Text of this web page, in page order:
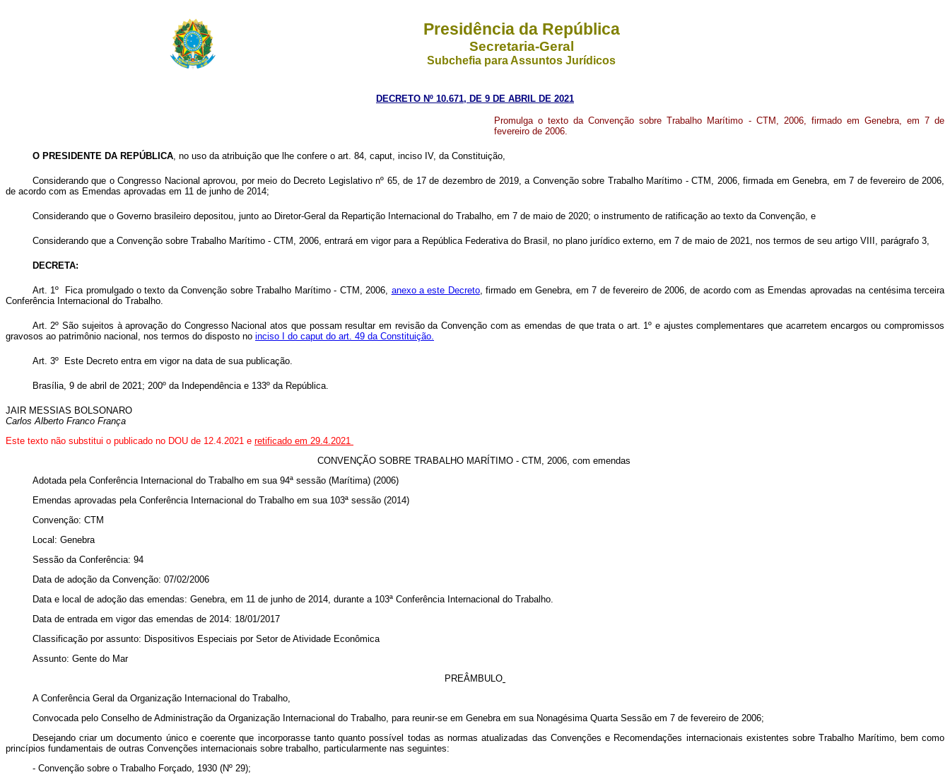
Presidência da República
Secretaria-Geral
Subchefia para Assuntos Jurídicos
DECRETO Nº 10.671, DE 9 DE ABRIL DE 2021
Promulga o texto da Convenção sobre Trabalho Marítimo - CTM, 2006, firmado em Genebra, em 7 de
fevereiro de 2006.
O PRESIDENTE DA REPÚBLICA, no uso da atribuição que lhe confere o art. 84, caput, inciso IV, da Constituição,
Considerando que o Congresso Nacional aprovou, por meio do Decreto Legislativo nº 65, de 17 de dezembro de 2019, a Convenção sobre Trabalho Marítimo - CTM, 2006, firmada em Genebra, em 7 de fevereiro de 2006,
de acordo com as Emendas aprovadas em 11 de junho de 2014;
Considerando que o Governo brasileiro depositou, junto ao Diretor-Geral da Repartição Internacional do Trabalho, em 7 de maio de 2020; o instrumento de ratificação ao texto da Convenção, e
Considerando que a Convenção sobre Trabalho Marítimo - CTM, 2006, entrará em vigor para a República Federativa do Brasil, no plano jurídico externo, em 7 de maio de 2021, nos termos de seu artigo VIII, parágrafo 3,
DECRETA:
Art. 1º Fica promulgado o texto da Convenção sobre Trabalho Marítimo - CTM, 2006, anexo a este Decreto, firmado em Genebra, em 7 de fevereiro de 2006, de acordo com as Emendas aprovadas na centésima terceira
Conferência Internacional do Trabalho.
Art. 2º São sujeitos à aprovação do Congresso Nacional atos que possam resultar em revisão da Convenção com as emendas de que trata o art. 1º e ajustes complementares que acarretem encargos ou compromissos
gravosos ao patrimônio nacional, nos termos do disposto no inciso I do caput do art. 49 da Constituição.
Art. 3º Este Decreto entra em vigor na data de sua publicação.
Brasília, 9 de abril de 2021; 200º da Independência e 133º da República.
JAIR MESSIAS BOLSONARO
Carlos Alberto Franco França
Este texto não substitui o publicado no DOU de 12.4.2021 e retificado em 29.4.2021
CONVENÇÃO SOBRE TRABALHO MARÍTIMO - CTM, 2006, com emendas
Adotada pela Conferência Internacional do Trabalho em sua 94ª sessão (Marítima) (2006)
Emendas aprovadas pela Conferência Internacional do Trabalho em sua 103ª sessão (2014)
Convenção: CTM
Local: Genebra
Sessão da Conferência: 94
Data de adoção da Convenção: 07/02/2006
Data e local de adoção das emendas: Genebra, em 11 de junho de 2014, durante a 103ª Conferência Internacional do Trabalho.
Data de entrada em vigor das emendas de 2014: 18/01/2017
Classificação por assunto: Dispositivos Especiais por Setor de Atividade Econômica
Assunto: Gente do Mar
PREÂMBULO
A Conferência Geral da Organização Internacional do Trabalho,
Convocada pelo Conselho de Administração da Organização Internacional do Trabalho, para reunir-se em Genebra em sua Nonagésima Quarta Sessão em 7 de fevereiro de 2006;
Desejando criar um documento único e coerente que incorporasse tanto quanto possível todas as normas atualizadas das Convenções e Recomendações internacionais existentes sobre Trabalho Marítimo, bem como
princípios fundamentais de outras Convenções internacionais sobre trabalho, particularmente nas seguintes:
- Convenção sobre o Trabalho Forçado, 1930 (Nº 29);